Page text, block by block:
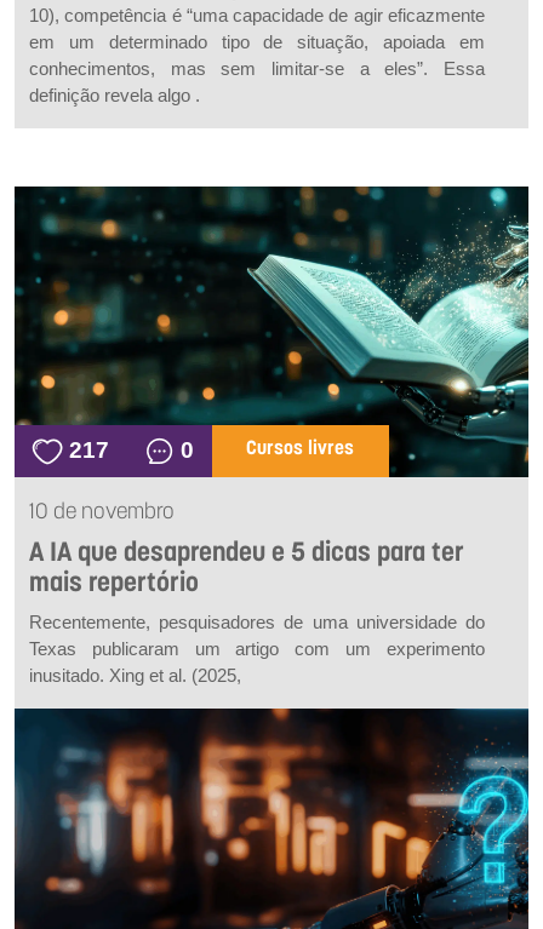
10), competência é “uma capacidade de agir eficazmente
em um determinado tipo de situação, apoiada em
conhecimentos, mas sem limitar-se a eles”. Essa
definição revela algo .
217 0 Cursos livres
10 de novembro
A IA que desaprendeu e 5 dicas para ter
mais repertório
Recentemente, pesquisadores de uma universidade do
Texas publicaram um artigo com um experimento
inusitado. Xing et al. (2025,